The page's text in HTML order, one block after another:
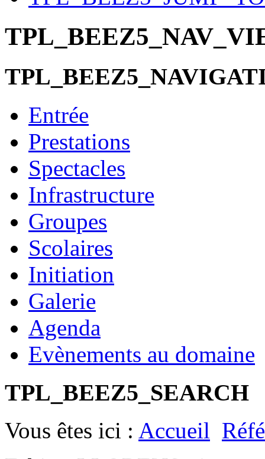
Entrée
Prestations
Spectacles
Infrastructure
Groupes
Scolaires
Initiation
Galerie
Agenda
Evènements au domaine
TPL_BEEZ5_SEARCH
Vous êtes ici : Accueil